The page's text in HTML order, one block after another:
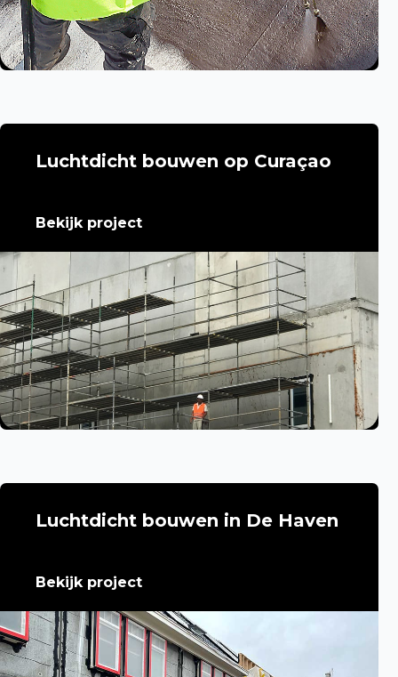
Luchtdicht bouwen op Curaçao
Bekijk project
Luchtdicht bouwen in De Haven
Bekijk project